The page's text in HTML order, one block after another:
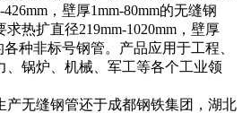
，壁厚1mm-80mm的无缝钢
热扩直径219mm-1020mm，壁厚
各种非标号钢管。产品应用于工程、
、锅炉、机械、军工等各个工业领
产无缝钢管还于成都钢铁集团，湖北